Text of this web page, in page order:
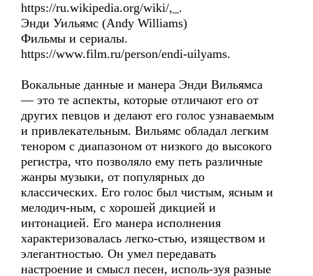
https://ru.wikipedia.org/wiki/,_.
Энди Уильямс (Andy Williams)
Фильмы и сериалы.
https://www.film.ru/person/endi-uilyams.
Вокальные данные и манера Энди Вильямса
— это те аспекты, которые отличают его от
других певцов и делают его голос узнаваемым
и привлекательным. Вильямс обладал легким
тенором с диапазоном от низкого до высокого
регистра, что позволяло ему петь различные
жанры музыки, от популярных до
классических. Его голос был чистым, ясным и
мелодич-ным, с хорошей дикцией и
интонацией. Его манера исполнения
характеризовалась легко-стью, изяществом и
элегантностью. Он умел передавать
настроение и смысл песен, исполь-зуя разные